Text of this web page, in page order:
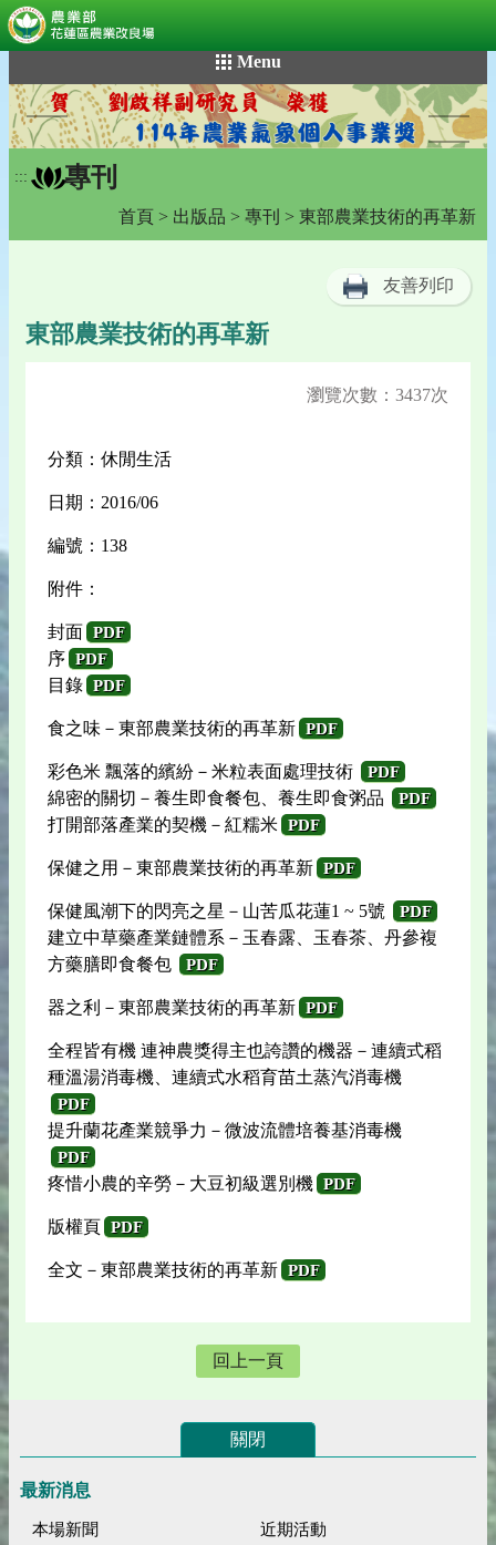
到
主
要
內
容
Menu
::: 專刊
首頁 > 出版品 > 專刊 > 東部農業技術的再革新
友善列印
東部農業技術的再革新
瀏覽次數：3437次
分類：休閒生活
日期：2016/06
編號：138
附件：
封面 PDF
序 PDF
目錄 PDF
食之味－東部農業技術的再革新 PDF
彩色米 飄落的繽紛－米粒表面處理技術 PDF
綿密的關切－養生即食餐包、養生即食粥品 PDF
打開部落產業的契機－紅糯米 PDF
保健之用－東部農業技術的再革新 PDF
保健風潮下的閃亮之星－山苦瓜花蓮1 ~ 5號 PDF
建立中草藥產業鏈體系－玉春露、玉春茶、丹參複
方藥膳即食餐包
PDF
器之利－東部農業技術的再革新 PDF
全程皆有機 連神農獎得主也誇讚的機器－連續式稻
種溫湯消毒機、連續式水稻育苗土蒸汽消毒機
PDF
提升蘭花產業競爭力－微波流體培養基消毒機
PDF
疼惜小農的辛勞－大豆初級選別機 PDF
版權頁 PDF
全文－東部農業技術的再革新 PDF
回上一頁
關閉
最新消息
本場新聞
近期活動